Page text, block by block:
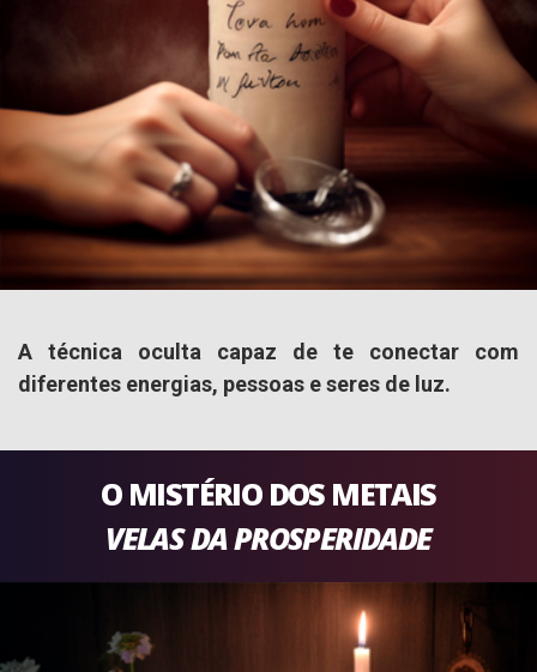
A técnica oculta capaz de te conectar com
diferentes energias, pessoas e seres de luz.
O MISTÉRIO DOS METAIS
VELAS DA PROSPERIDADE